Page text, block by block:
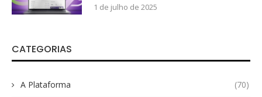
1 de julho de 2025
CATEGORIAS
A Plataforma (70)